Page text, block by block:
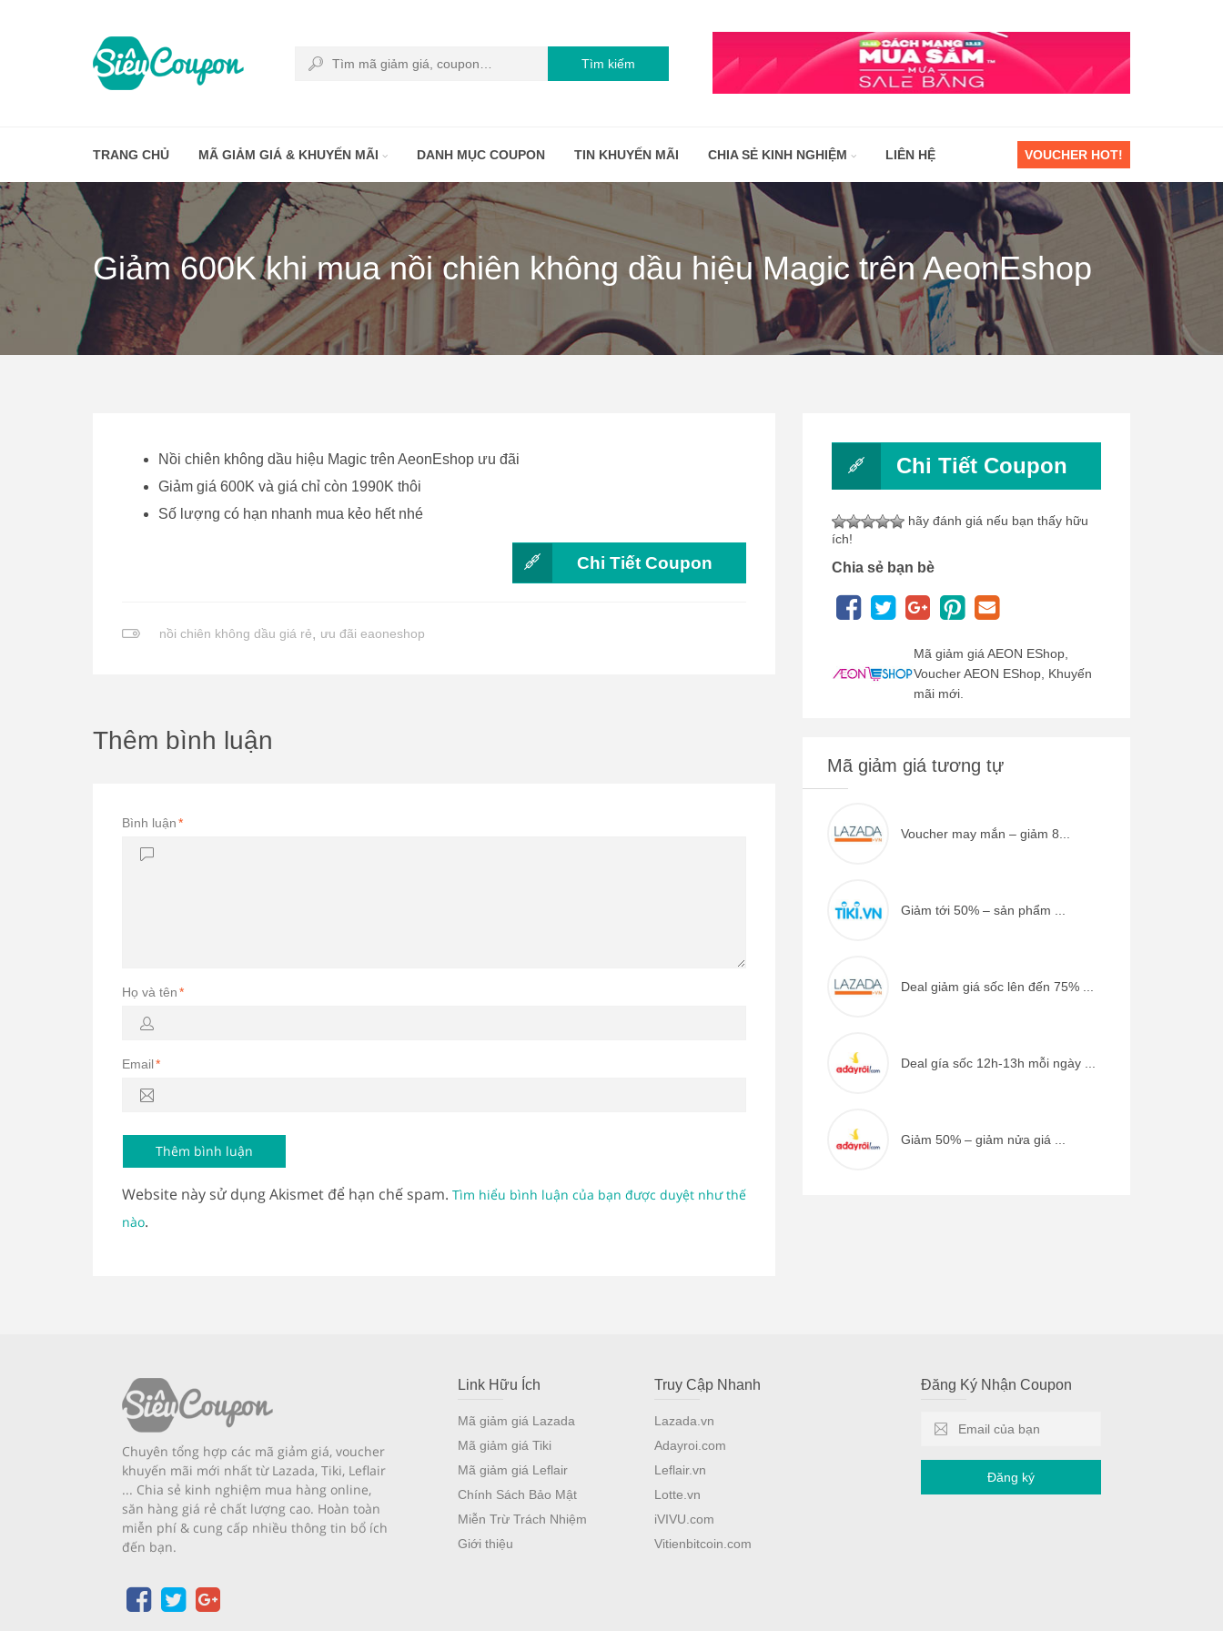
Tìm kiếm
TRANG CHỦ MÃ GIẢM GIÁ & KHUYẾN MÃI DANH MỤC COUPON TIN KHUYẾN MÃI CHIA SẺ KINH NGHIỆM LIÊN HỆ VOUCHER HOT!
Giảm 600K khi mua nồi chiên không dầu hiệu Magic trên AeonEshop
Nồi chiên không dầu hiệu Magic trên AeonEshop ưu đãi
Giảm giá 600K và giá chỉ còn 1990K thôi
Số lượng có hạn nhanh mua kẻo hết nhé
Chi Tiết Coupon
nồi chiên không dầu giá rẻ, ưu đãi eaoneshop
Thêm bình luận
Bình luận*
Họ và tên*
Email*
Website này sử dụng Akismet để hạn chế spam. Tìm hiểu bình luận của bạn được duyệt như thế
nào.
Chi Tiết Coupon
hãy đánh giá nếu bạn thấy hữu
ích!
Chia sẻ bạn bè
Mã giảm giá AEON EShop,
Voucher AEON EShop, Khuyến
mãi mới.
Mã giảm giá tương tự
Voucher may mắn – giảm 8...
Giảm tới 50% – sản phẩm ...
Deal giảm giá sốc lên đến 75% ...
Deal gía sốc 12h-13h mỗi ngày ...
Giảm 50% – giảm nửa giá ...
Chuyên tổng hợp các mã giảm giá, voucher
khuyến mãi mới nhất từ Lazada, Tiki, Leflair
... Chia sẻ kinh nghiệm mua hàng online,
săn hàng giá rẻ chất lượng cao. Hoàn toàn
miễn phí & cung cấp nhiều thông tin bổ ích
đến bạn.
Link Hữu Ích
Mã giảm giá Lazada
Mã giảm giá Tiki
Mã giảm giá Leflair
Chính Sách Bảo Mật
Miễn Trừ Trách Nhiệm
Giới thiệu
Truy Cập Nhanh
Lazada.vn
Adayroi.com
Leflair.vn
Lotte.vn
iVIVU.com
Vitienbitcoin.com
Đăng Ký Nhận Coupon
Đăng ký